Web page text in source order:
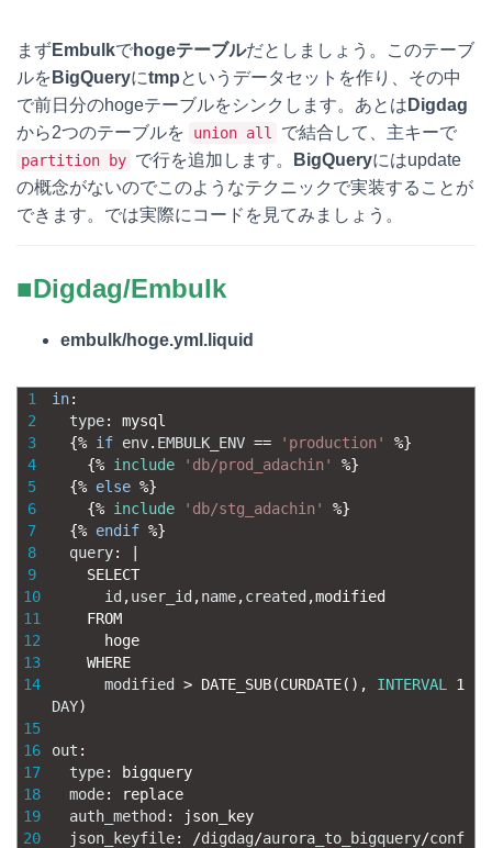
まずEmbulkでhogeテーブルだとしましょう。このテーブ
ルを BigQueryにtmpというデータセットを作り、その中
で前日分のhogeテーブルをシンクします。あとは Digdag
から2つのテーブルを
union all で結合して、主キーで
partition by で行を追加します。 BigQueryにはupdate
の概念がないのでこのようなテクニックで実装することが
できます。では実際にコードを見てみましょう。
■Digdag/Embulk
embulk/hoge.yml.liquid
1
2
3
4
5
6
7
8
9
10
11
12
13
14
15
16
17
18
19
20
in:
type:
mysql
{% if env. EMBULK_ENV == 'production' %}
{% include 'db/prod_adachin' %}
{% else %}
{% include 'db/stg_adachin' %}
{% endif %}
query:
SELECT
id ,user_id ,name,created ,modified
FROM
hoge
WHERE
modified
> DATE_SUB(CURDATE( ) , INTERVAL 1
DAY)
out :
type:
bigquery
mode:
replace
auth_method :
json_key
json_keyfile: /digdag/aurora_to_bigquery/conf